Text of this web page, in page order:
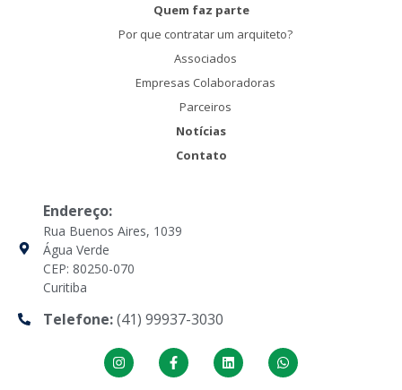
Quem faz parte
Por que contratar um arquiteto?
Associados
Empresas Colaboradoras
Parceiros
Notícias
Contato
Endereço:
Rua Buenos Aires, 1039
Água Verde
CEP: 80250-070
Curitiba
Telefone:(41) 99937-3030